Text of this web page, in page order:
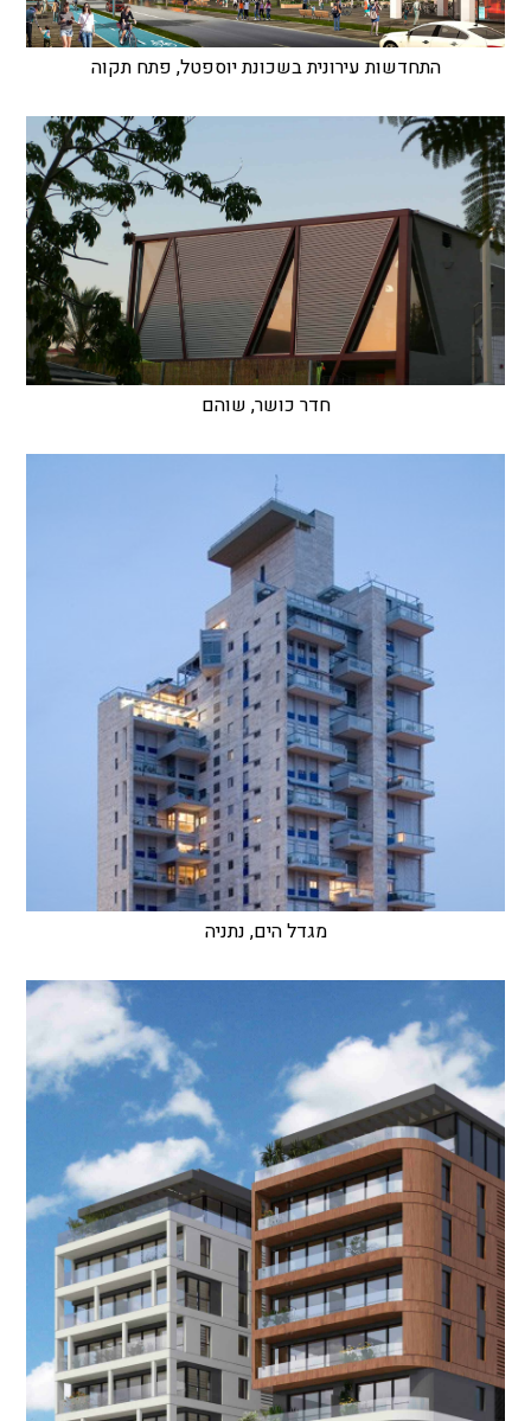
התחדשות עירונית בשכונת יוספטל, פתח תקוה
חדר כושר, שוהם
מגדל הים, נתניה